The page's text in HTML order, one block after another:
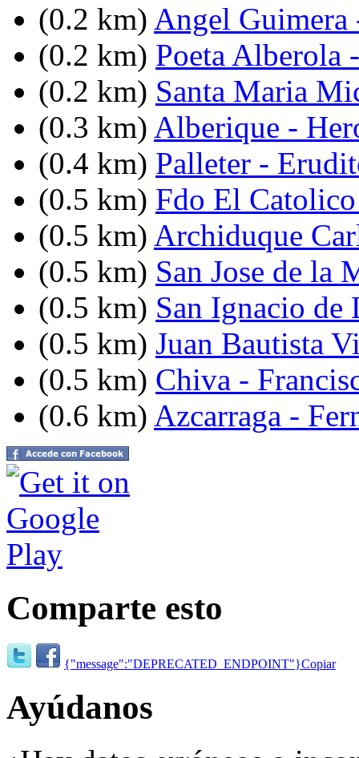
(0.2 km) Angel Guimera
(0.2 km) Poeta Alberola
(0.2 km) Santa Maria
(0.3 km) Alberique -
(0.4 km) Palleter -
(0.5 km) Fdo El
(0.5 km) Archiduque
(0.5 km) San Jose de la
(0.5 km) San Ignacio de
(0.5 km) Juan Bautista
(0.5 km) Chiva -
(0.6 km) Azcarraga -
Comparte esto
{"message":"DEPRECATED_ENDPOINT"}Copiar
Ayúdanos